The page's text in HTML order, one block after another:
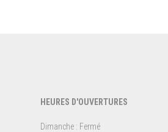
HEURES D'OUVERTURES
Dimanche : Fermé